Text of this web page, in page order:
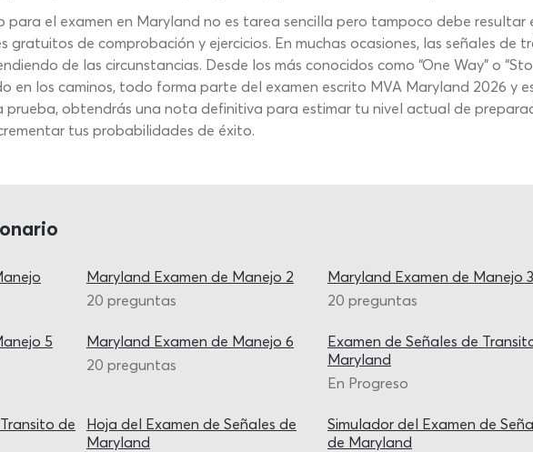
para el examen en Maryland no es tarea sencilla pero tampoco debe resultar
gratuitos de comprobación y ejercicios. En muchas ocasiones, las señales
de las circunstancias. Desde los más conocidos como “One Way” o
en los caminos, todo forma parte del examen escrito MVA Maryland 2026 y
obtendrás una nota definitiva para estimar tu nivel actual de
tus probabilidades de éxito.
Maryland Examen de Manejo 2
20 preguntas
Maryland Examen de Manejo 3
20 preguntas
5
Maryland Examen de Manejo 6
20 preguntas
Examen de Señales de
Maryland
En Progreso
de
Hoja del Examen de Señales de
Maryland
Simulador del Examen de
de Maryland